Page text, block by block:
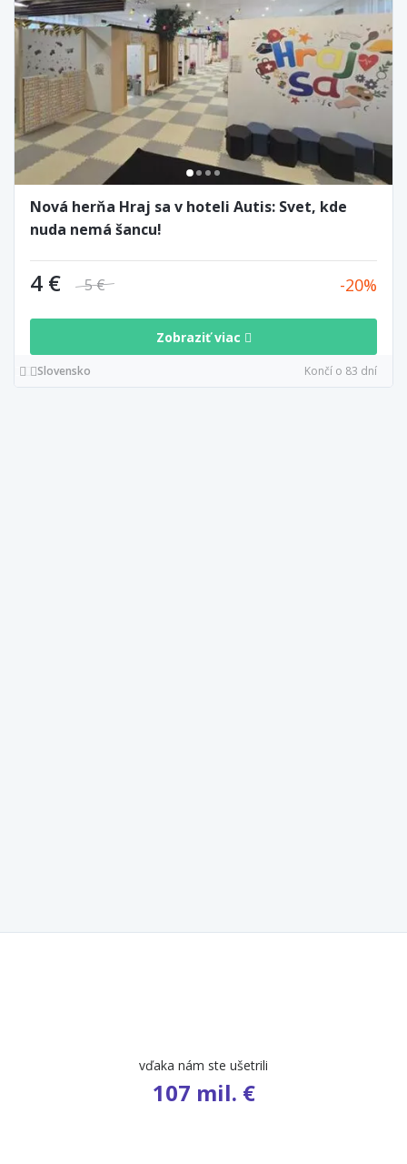
Nová herňa Hraj sa v hoteli Autis: Svet, kde
nuda nemá šancu!
4 € 5 € 20
Zobraziť viac
Slovensko Končí o 83 dní
počet ponúk
9 609